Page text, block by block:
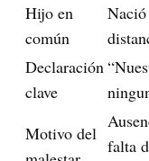
Hijo en
común
Declaración
clave
Motivo del
falta